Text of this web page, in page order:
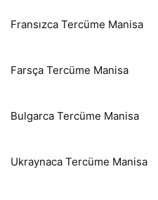
Fransızca Tercüme Manisa
Farsça Tercüme Manisa
Bulgarca Tercüme Manisa
Ukraynaca Tercüme Manisa